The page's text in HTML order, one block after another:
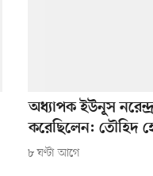
অধ্যাপক ইউনূস
করেছিলেন: তৌহিদ
৮ ঘণ্টা আগে